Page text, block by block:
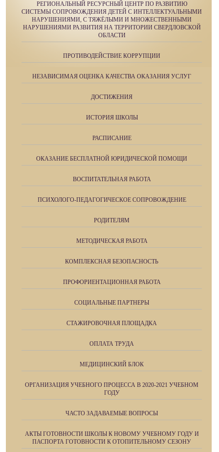
РЕГИОНАЛЬНЫЙ РЕСУРСНЫЙ ЦЕНТР ПО РАЗВИТИЮ
СИСТЕМЫ СОПРОВОЖДЕНИЯ ДЕТЕЙ С ИНТЕЛЛЕКТУАЛЬНЫМИ
НАРУШЕНИЯМИ, С ТЯЖЁЛЫМИ И МНОЖЕСТВЕННЫМИ
НАРУШЕНИЯМИ РАЗВИТИЯ НА ТЕРРИТОРИИ СВЕРДЛОВСКОЙ
ОБЛАСТИ
ПРОТИВОДЕЙСТВИЕ КОРРУПЦИИ
НЕЗАВИСИМАЯ ОЦЕНКА КАЧЕСТВА ОКАЗАНИЯ УСЛУГ
ДОСТИЖЕНИЯ
ИСТОРИЯ ШКОЛЫ
РАСПИСАНИЕ
ОКАЗАНИЕ БЕСПЛАТНОЙ ЮРИДИЧЕСКОЙ ПОМОЩИ
ВОСПИТАТЕЛЬНАЯ РАБОТА
ПСИХОЛОГО-ПЕДАГОГИЧЕСКОЕ СОПРОВОЖДЕНИЕ
РОДИТЕЛЯМ
МЕТОДИЧЕСКАЯ РАБОТА
КОМПЛЕКСНАЯ БЕЗОПАСНОСТЬ
ПРОФОРИЕНТАЦИОННАЯ РАБОТА
СОЦИАЛЬНЫЕ ПАРТНЕРЫ
СТАЖИРОВОЧНАЯ ПЛОЩАДКА
ОПЛАТА ТРУДА
МЕДИЦИНСКИЙ БЛОК
ОРГАНИЗАЦИЯ УЧЕБНОГО ПРОЦЕССА В 2020-2021 УЧЕБНОМ
ГОДУ
ЧАСТО ЗАДАВАЕМЫЕ ВОПРОСЫ
АКТЫ ГОТОВНОСТИ ШКОЛЫ К НОВОМУ УЧЕБНОМУ ГОДУ И
ПАСПОРТА ГОТОВНОСТИ К ОТОПИТЕЛЬНОМУ СЕЗОНУ